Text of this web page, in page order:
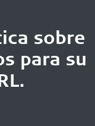
sobre
para su